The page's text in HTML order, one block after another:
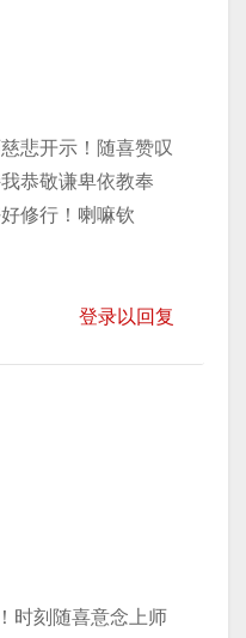
悲开示！随喜赞叹
恭敬谦卑依教奉
修行！喇嘛钦
登录以回复
时刻随喜意念上师